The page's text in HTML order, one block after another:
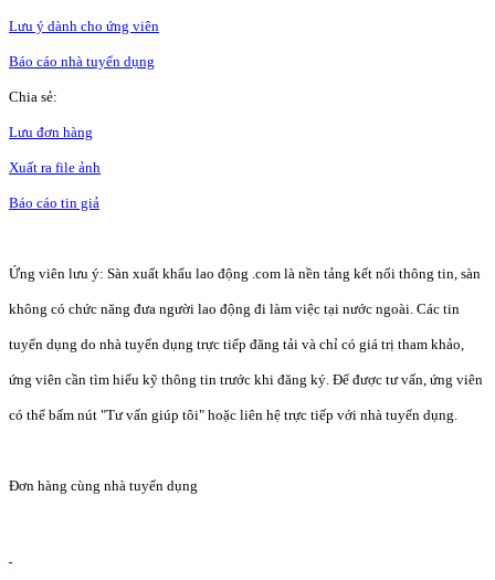
Lưu ý dành cho ứng viên
Báo cáo nhà tuyển dụng
Chia sẻ:
Lưu đơn hàng
Xuất ra file ảnh
Báo cáo tin giả
Ứng viên lưu ý: Sàn xuất khẩu lao động .com là nền tảng kết nối thông tin, sàn
không có chức năng đưa người lao động đi làm việc tại nước ngoài. Các tin
tuyển dụng do nhà tuyển dụng trực tiếp đăng tải và chỉ có giá trị tham khảo,
ứng viên cần tìm hiểu kỹ thông tin trước khi đăng ký. Để được tư vấn, ứng viên
có thể bấm nút "Tư vấn giúp tôi" hoặc liên hệ trực tiếp với nhà tuyển dụng.
Đơn hàng cùng nhà tuyển dụng